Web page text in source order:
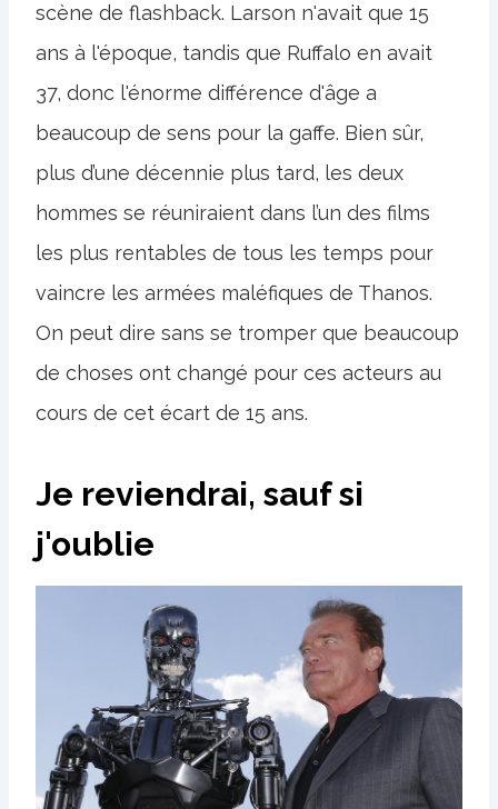
scène de flashback. Larson n'avait que 15
ans à l'époque, tandis que Ruffalo en avait
37, donc l'énorme différence d'âge a
beaucoup de sens pour la gaffe. Bien sûr,
plus d’une décennie plus tard, les deux
hommes se réuniraient dans l’un des films
les plus rentables de tous les temps pour
vaincre les armées maléfiques de Thanos.
On peut dire sans se tromper que beaucoup
de choses ont changé pour ces acteurs au
cours de cet écart de 15 ans.
Je reviendrai, sauf si
j'oublie